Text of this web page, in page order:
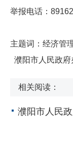
举报电话：
主题词：经济管
濮阳市人民
相关阅读：
濮阳市人民政府办公室关于